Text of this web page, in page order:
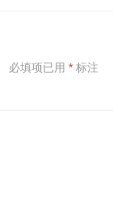
必填项已用 *标注